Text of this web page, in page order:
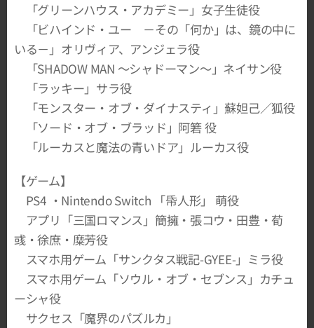
「グリーンハウス・アカデミー」女子生徒役
「ビハインド・ユー －その「何か」は、鏡の中に
いる－」オリヴィア、アンジェラ役
「SHADOW MAN 〜シャドーマン〜」ネイサン役
「ラッキー」サラ役
「モンスター・オブ・ダイナスティ」蘇妲己／狐役
「ソード・オブ・ブラッド」阿箬 役
「ルーカスと魔法の青いドア」ルーカス役
【ゲーム】
PS4 ・Nintendo Switch 「帋人形」 萌役
アプリ「三国ロマンス」簡擁・張コウ・田豊・荀
彧・徐庶・糜芳役
スマホ用ゲーム「サンクタス戦記-GYEE-」ミラ役
スマホ用ゲーム「ソウル・オブ・セブンス」カチュ
ーシャ役
サクセス「魔界のパズルカ」